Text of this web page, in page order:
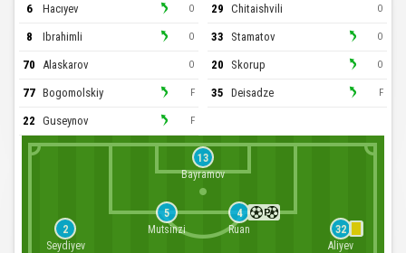
6 Hacıyev O
8 Ibrahimli O
70 Alaskarov O
77 Bogomolskiy F
22 Guseynov F
29 Chitaishvili O
33 Stamatov O
20 Skorup O
35 Deisadze F
13
Bayramov
32
Aliyev
4
Ruan
5
Mutsinzi
2
Seydiyev